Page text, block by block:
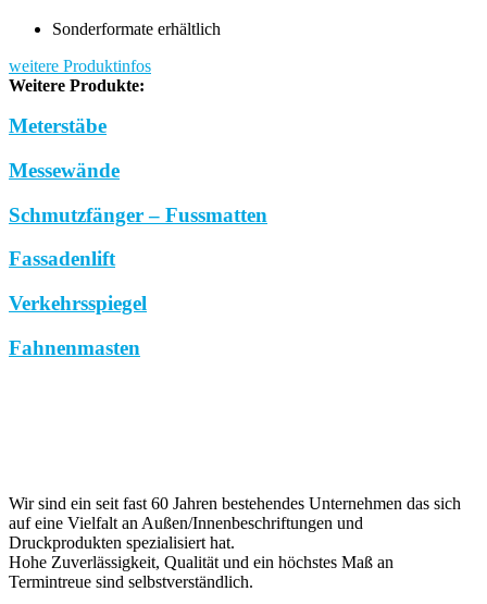
Sonderformate erhältlich
weitere Produktinfos
Weitere Produkte:
Meterstäbe
Messewände
Schmutzfänger – Fussmatten
Fassadenlift
Verkehrsspiegel
Fahnenmasten
Wir sind ein seit fast 60 Jahren bestehendes Unternehmen das sich
auf eine Vielfalt an Außen/Innenbeschriftungen und
Druckprodukten spezialisiert hat.
Hohe Zuverlässigkeit, Qualität und ein höchstes Maß an
Termintreue sind selbstverständlich.